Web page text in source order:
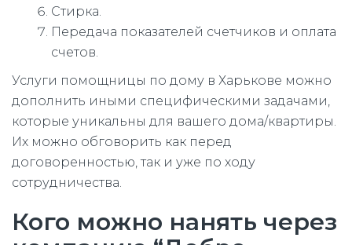
Стирка.
Передача показателей счетчиков и оплата
счетов.
Услуги помощницы по дому в Харькове можно
дополнить иными специфическими задачами,
которые уникальны для вашего дома/квартиры.
Их можно обговорить как перед
договоренностью, так и уже по ходу
сотрудничества.
Кого можно нанять через